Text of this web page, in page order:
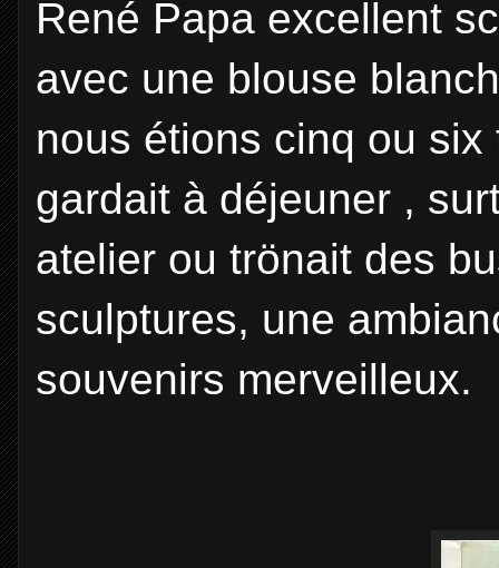
René Papa excellent
avec une blouse
nous étions cinq ou
gardait à déjeuner ,
atelier ou trönait des
sculptures, une
souvenirs merveilleux.